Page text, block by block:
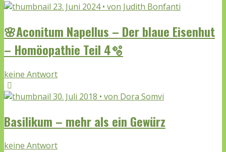
23. Juni 2024 • von Judith Bonfanti
🌸Aconitum Napellus – Der blaue Eisenhut
– Homöopathie Teil 4🫧
keine Antwort
30. Juli 2018 • von Dora Somvi
Basilikum – mehr als ein Gewürz
keine Antwort